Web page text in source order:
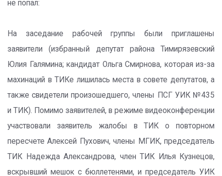
не попал:
На заседание рабочей группы были приглашены
заявители (избранный депутат района Тимирязевский
Юлия Галямина; кандидат Ольга Смирнова, которая из-за
махинаций в ТИКе лишилась места в совете депутатов, а
также свидетели произошедшего, члены ПСГ УИК №435
и ТИК). Помимо заявителей, в режиме видеоконференции
участвовали заявитель жалобы в ТИК о повторном
пересчете Алексей Пухович, члены МГИК, председатель
ТИК Надежда Александрова, член ТИК Илья Кузнецов,
вскрывший мешок с бюллетенями, и председатель УИК